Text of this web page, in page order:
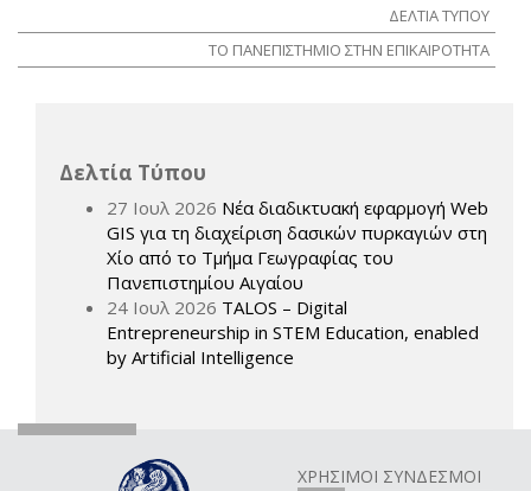
ΔΕΛΤΙΑ ΤΥΠΟΥ
ΤΟ ΠΑΝΕΠΙΣΤΗΜΙΟ ΣΤΗΝ ΕΠΙΚΑΙΡΟΤΗΤΑ
Δελτία Τύπου
27 Ιουλ 2026 Νέα διαδικτυακή εφαρμογή Web
GIS για τη διαχείριση δασικών πυρκαγιών στη
Χίο από το Τμήμα Γεωγραφίας του
Πανεπιστημίου Αιγαίου
24 Ιουλ 2026 TALOS – Digital
Entrepreneurship in STEM Education, enabled
by Artificial Intelligence
ΧΡΗΣΙΜΟΙ ΣΥΝΔΕΣΜΟΙ